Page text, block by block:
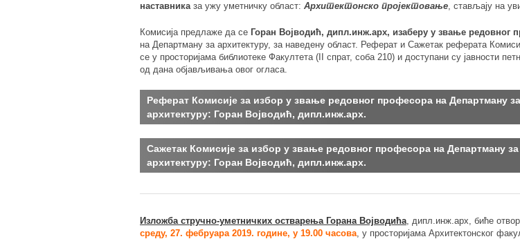
наставниказа ужу уметничку област: Aрхитектонско пројектовање, стављају на
Комисија предлаже да се Горан Војводић, дипл.инж.арх, изаберу у звање редовног
на Департману за архитектуру, за наведену област. Реферат и Сажетак реферата
се у просторијама библиотеке Факултета (II спрат, соба 210) и доступани су јавности
од дана објављивања овог огласа.
Реферат Комисијe за избор у звање редовног професора на Департману за
архитектуру: Горан Војводић, дипл.инж.арх.
Сажетак Комисијe за избор у звање редовног професора на Департману за
архитектуру: Горан Војводић, дипл.инж.арх.
Изложба стручно-уметничких остварења Горана Војводића, дипл.инж.арх, биће
среду, 27. фебруара 2019. године, у 19.00 часова, у просторијама Архитектонског